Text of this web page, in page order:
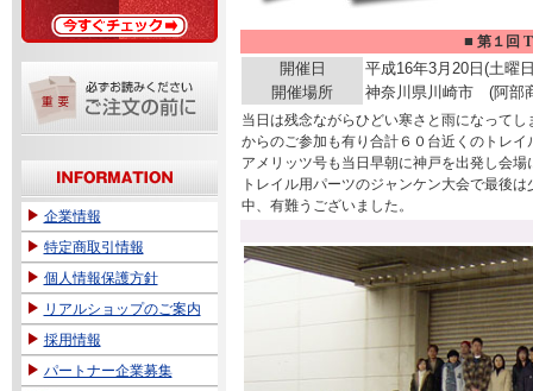
企業情報
特定商取引情報
個人情報保護方針
リアルショップのご案内
採用情報
パートナー企業募集
■ 第１回
開催日
平成16年3月20日(土曜
開催場所
神奈川県川崎市 (阿部
当日は残念ながらひどい寒さと雨になって
からのご参加も有り合計６０台近くのトレ
アメリッツ号も当日早朝に神戸を出発し会場
トレイル用パーツのジャンケン大会で最後
中、有難うございました。